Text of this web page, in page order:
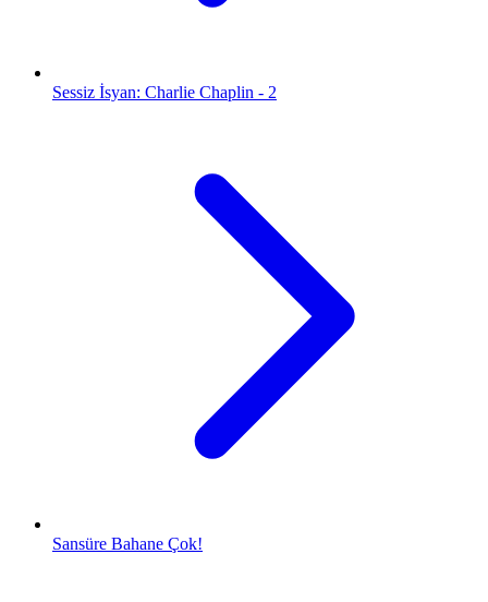
Sessiz İsyan: Charlie Chaplin - 2
Sansüre Bahane Çok!